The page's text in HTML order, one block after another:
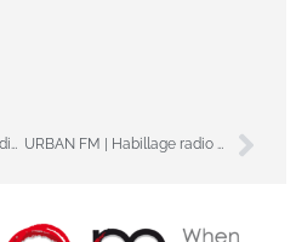
REZO RADIO | Habillage radio jingles chantés – France URBAN FM | Habillage radio Urbain – Sénégal